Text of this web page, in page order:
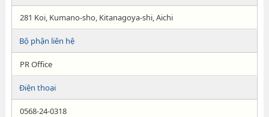
281 Koi, Kumano-sho, Kitanagoya-shi, Aichi
Bộ phận liên hệ
PR Office
Điện thoại
0568-24-0318